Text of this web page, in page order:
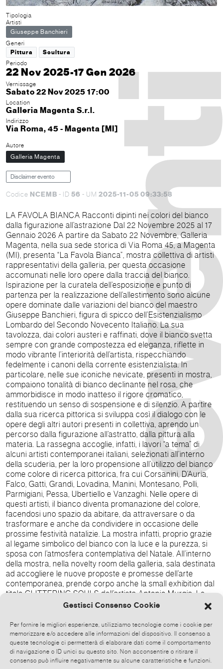
Gestisci Consenso Cookie
Per fornire le migliori esperienze, utilizziamo tecnologie come i cookie per
memorizzare e/o accedere alle informazioni del dispositivo. Il consenso a
queste tecnologie ci permetterà di elaborare dati come il comportamento
di navigazione o ID unici su questo sito. Non acconsentire o ritirare il
consenso può influire negativamente su alcune caratteristiche e funzioni.
Tipologia
Artisti
Giuseppe Banchieri
Generi
Pittura
Scultura
Periodo
22 Nov 2025-17 Gen 2026
Vernissage
Sabato 22 Nov 2025 17:00
Location
Galleria Magenta S.r.l.
Indirizzo
Via Roma, 45 - Magenta [MI]
Autore
Galleria Magenta
Disclaimer evento
Codice NCEMB - ID 56 - UM 2025-11-05 09:33:58
LA FAVOLA BIANCA Racconti dipinti nei colori del bianco
dalla figurazione all’astrazione Dal 22 Novembre 2025 al 17
Gennaio 2026 A partire da Sabato 22 Novembre, Galleria
Magenta, nella sua sede storica di Via Roma 45, a Magenta
(MI), presenta “La Favola Bianca”, mostra collettiva di artisti
rappresentativi della galleria, per questa occasione
accomunati nelle loro opere dalla traccia del bianco.
Ispirazione per la curatela dell’esposizione e punto di
partenza per la realizzazione dell’allestimento sono alcune
opere dominate dalle variazioni del bianco del maestro
Giuseppe Banchieri, figura di spicco dell’Esistenzialismo
Lombardo del Secondo Novecento Italiano. La sua
tavolozza, dai colori austeri e raffinati, dove il bianco svetta
sempre con grande compostezza ed eleganza, riflette in
modo vibrante l’interiorità dell’artista, rispecchiando
fedelmente i canoni della corrente esistenzialista. In
particolare, nelle sue iconiche nevicate, presenti in mostra,
compaiono tonalità di bianco declinante nel rosa, che
ammorbidisce in modo inatteso il rigore cromatico,
restituendo un senso di sospensione e di silenzio. A partire
dalla sua ricerca pittorica si sviluppa così il dialogo con le
opere degli altri autori presenti in collettiva, aprendo un
percorso dalla figurazione all’astratto, dalla pittura alla
materia. La rassegna accoglie, infatti, i lavori “a tema” di
alcuni artisti contemporanei italiani, selezionati all’interno
della scuderia, per la loro propensione all’utilizzo del bianco
come colore di ricerca pittorica, fra cui Corsanini, D’Auria,
Falco, Gatti, Grandi, Lovadina, Manini, Montesano, Polli,
Parmigiani, Pessa, Ubertiello e Vanzaghi. Nelle opere di
questi artisti, il bianco diventa promanazione del colore,
facendosi uno spazio da abitare, da attraversare o da
trasformare e anche da condividere in occasione delle
prossime festività natalizie. La mostra infatti, proprio grazie
al legame simbolico del bianco con la luce e la purezza, si
sposa con l’atmosfera contemplativa del Natale. All’interno
della mostra, nella novelty room della galleria, sala destinata
ad accogliere le nuove proposte e promesse dell’arte
contemporanea, prende corpo anche la small exhibition dal
titolo GLITTERING SOULS dell’artista Antonio Murgia. Le
sue opere in stile “new pop”, dai colori sgargianti e in voluta
l’abbinamento fra armonia e caos. L’armonia è generata dai
volti femminili di memoria rinascimentale e il caos è la
risultante di colori caldi e freddi, saldati da una tecnica
capace di riunire materiali eterogenei, come stoffa, glitter,
olio, acrilico e smalto. Ingresso libero. Vernice con cocktail